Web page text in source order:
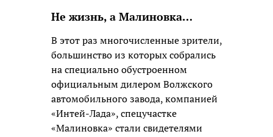
Не жизнь, а Малиновка…
В этот раз многочисленные зрители,
большинство из которых собрались
на специально обустроенном
официальным дилером Волжского
автомобильного завода, компанией
«Интей-Лада», спецучастке
«Малиновка» стали свидетелями